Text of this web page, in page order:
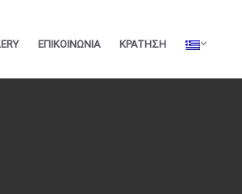
ΕΠΙΚΟΙΝΩΝΙΑ ΚΡΑΤΗΣΗ